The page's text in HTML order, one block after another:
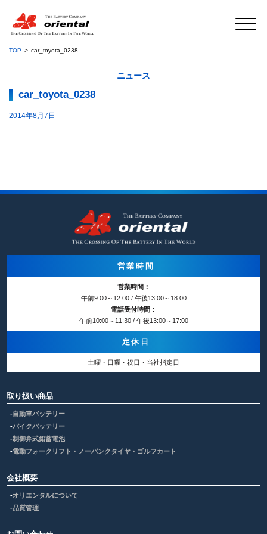
TOP car_toyota_0238
ニュース
car_toyota_0238
2014年8月7日
営業時間
営業時間：
午前9:00～12:00 / 午後13:00～18:00
電話受付時間：
午前10:00～11:30 / 午後13:00～17:00
定休日
土曜・日曜・祝日・当社指定日
取り扱い商品
自動車バッテリー
バイクバッテリー
制御弁式鉛蓄電池
電動フォークリフト・ノーパンクタイヤ・ゴルフカート
会社概要
オリエンタルについて
品質管理